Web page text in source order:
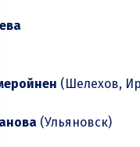
(Шелехов,
(Ульяновск)